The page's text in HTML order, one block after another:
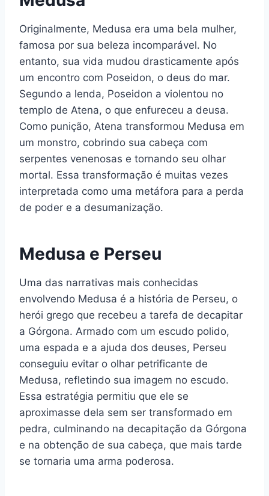
Originalmente, Medusa era uma bela mulher,
famosa por sua beleza incomparável. No
entanto, sua vida mudou drasticamente após
um encontro com Poseidon, o deus do mar.
Segundo a lenda, Poseidon a violentou no
templo de Atena, o que enfureceu a deusa.
Como punição, Atena transformou Medusa em
um monstro, cobrindo sua cabeça com
serpentes venenosas e tornando seu olhar
mortal. Essa transformação é muitas vezes
interpretada como uma metáfora para a perda
de poder e a desumanização.
Medusa e Perseu
Uma das narrativas mais conhecidas
envolvendo Medusa é a história de Perseu, o
herói grego que recebeu a tarefa de decapitar
a Górgona. Armado com um escudo polido,
uma espada e a ajuda dos deuses, Perseu
conseguiu evitar o olhar petrificante de
Medusa, refletindo sua imagem no escudo.
Essa estratégia permitiu que ele se
aproximasse dela sem ser transformado em
pedra, culminando na decapitação da Górgona
e na obtenção de sua cabeça, que mais tarde
se tornaria uma arma poderosa.